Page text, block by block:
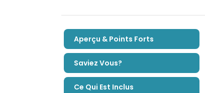
Aperçu & Points Forts
Saviez Vous?
Ce Qui Est Inclus